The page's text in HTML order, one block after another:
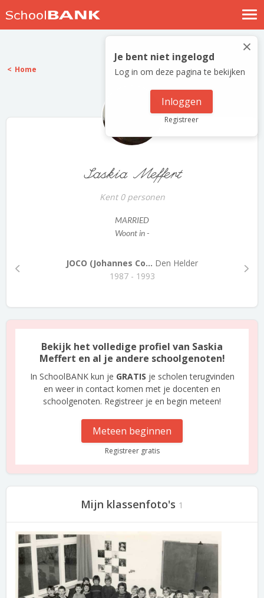
Nostalgische verhalen
Log in
Meld je gratis aan
×
Je bent niet ingelogd
Log in om deze pagina te bekijken
Inloggen
Registreer
Home
Saskia Meffert
Kent 0 personen
MARRIED
Woont in -
JOCO (Johannes Co... Den Helder
1987 - 1993
Bekijk het volledige profiel van Saskia
Meffert en al je andere schoolgenoten!
In SchoolBANK kun je GRATIS je scholen terugvinden
en weer in contact komen met je docenten en
schoolgenoten. Registreer je en begin meteen!
Meteen beginnen
Registreer gratis
Mijn klassenfoto's 1